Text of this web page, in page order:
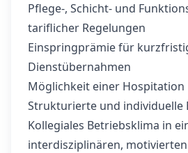
Pflege-, Schicht- und
tariflicher Regelungen
Einspringprämie für
Dienstübernahmen
Möglichkeit einer Hospitation
Strukturierte und individuelle
Kollegiales Betriebsklima in
interdisziplinären, motivierten